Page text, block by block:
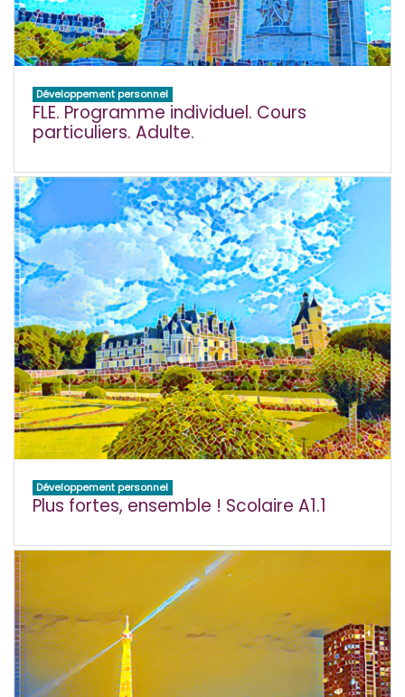
Développement personnel
FLE. Programme individuel. Cours
particuliers. Adulte.
Développement personnel
Plus fortes, ensemble ! Scolaire A1.1